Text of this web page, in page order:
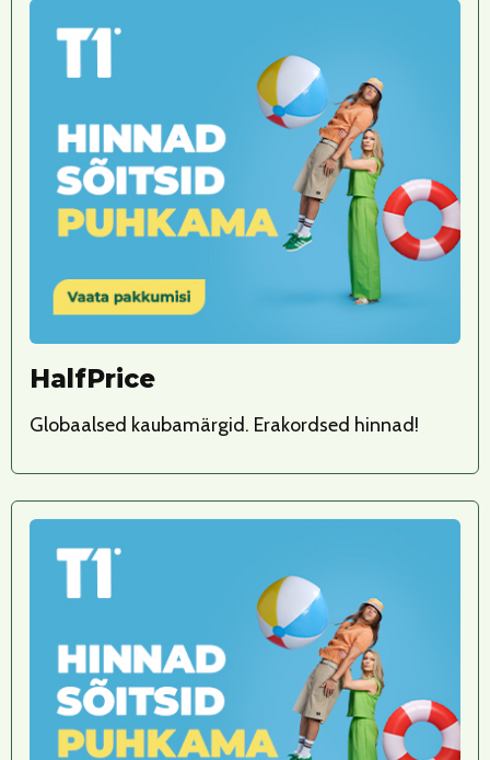
HalfPrice
Globaalsed kaubamärgid. Erakordsed hinnad!